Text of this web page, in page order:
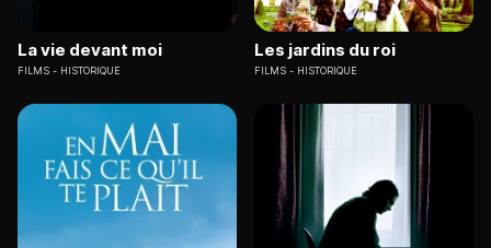
La vie devant moi
FILMS HISTORIQUE
Les jardins du roi
FILMS HISTORIQUE